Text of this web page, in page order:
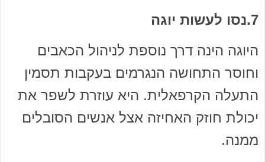
7.נסו לעשות יוגה
היוגה הינה דרך נוספת לניהול הכאבים
וחוסר התחושה הנגרמים בעקבות תסמין
התעלה הקרפאלית. היא עוזרת לשפר את
יכולת חוזק האחיזה אצל אנשים הסובלים
ממנה.